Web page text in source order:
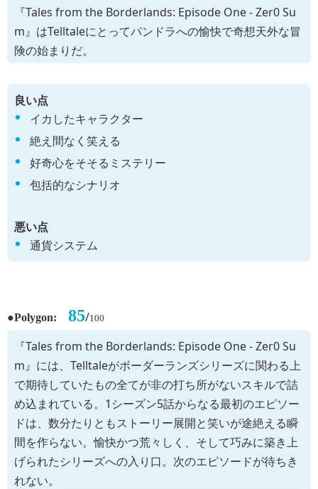
『Tales from the Borderlands: Episode One - Zer0 Su
m』はTelltaleにとってパンドラへの愉快で奇想天外な冒
険の始まりだ。
良い点
イカしたキャラクター
絶え間なく笑える
好奇心をそそるミステリー
包括的なシナリオ
悪い点
通貨システム
●Polygon: 85/100
『Tales from the Borderlands: Episode One - Zer0 Su
m』には、Telltaleがボーダーランズシリーズに関わる上
で期待していたもの全てが非の打ち所がないスキルで詰
め込まれている。1シーズン5話からなる最初のエピソー
ドは、数分たりともストーリー展開と笑いが途絶える瞬
間を作らない。愉快かつ荒々しく、そして巧みに築き上
げられたシリーズへの入り口。次のエピソードが待ちき
れない。